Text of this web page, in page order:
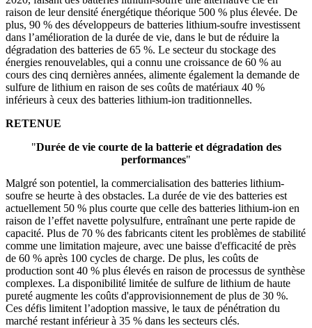
raison de leur densité énergétique théorique 500 % plus élevée. De
plus, 90 % des développeurs de batteries lithium-soufre investissent
dans l’amélioration de la durée de vie, dans le but de réduire la
dégradation des batteries de 65 %. Le secteur du stockage des
énergies renouvelables, qui a connu une croissance de 60 % au
cours des cinq dernières années, alimente également la demande de
sulfure de lithium en raison de ses coûts de matériaux 40 %
inférieurs à ceux des batteries lithium-ion traditionnelles.
RETENUE
"Durée de vie courte de la batterie et dégradation des
performances"
Malgré son potentiel, la commercialisation des batteries lithium-
soufre se heurte à des obstacles. La durée de vie des batteries est
actuellement 50 % plus courte que celle des batteries lithium-ion en
raison de l’effet navette polysulfure, entraînant une perte rapide de
capacité. Plus de 70 % des fabricants citent les problèmes de stabilité
comme une limitation majeure, avec une baisse d'efficacité de près
de 60 % après 100 cycles de charge. De plus, les coûts de
production sont 40 % plus élevés en raison de processus de synthèse
complexes. La disponibilité limitée de sulfure de lithium de haute
pureté augmente les coûts d'approvisionnement de plus de 30 %.
Ces défis limitent l’adoption massive, le taux de pénétration du
marché restant inférieur à 35 % dans les secteurs clés.